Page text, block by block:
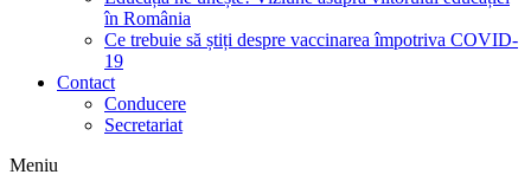
în România
Ce trebuie să știți despre vaccinarea împotriva COVID-
19
Contact
Conducere
Secretariat
Meniu